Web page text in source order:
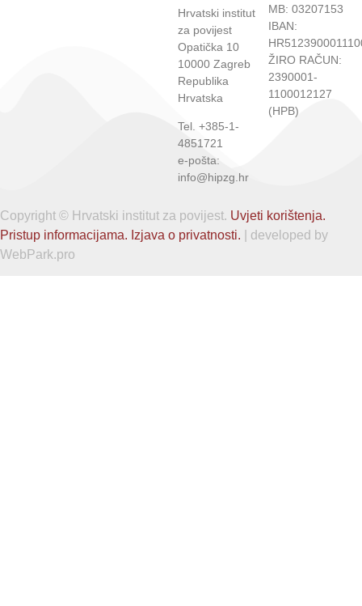
Hrvatski institut
za povijest
Opatička 10
10000 Zagreb
Republika
Hrvatska
Tel. +385-1-
4851721
e-pošta:
info@hipzg.hr
MB: 03207153
IBAN:
ŽIRO RAČUN:
2390001-
1100012127
(HPB)
Copyright © Hrvatski institut za povijest. Uvjeti korištenja.
Pristup informacijama. Izjava o privatnosti. | developed by
WebPark.pro